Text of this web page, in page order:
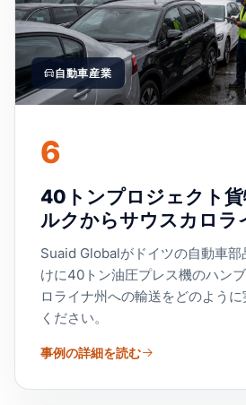
自動車産業
6
40トンプロジェクト
ルクからサウスカロラ
Suaid Globalがドイツの自動車部
けに40トン油圧プレス機のハン
ロライナ州への輸送をどのよう
ください。
事例の詳細を読む